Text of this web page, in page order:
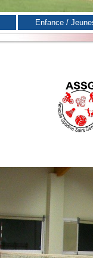
Enfance /